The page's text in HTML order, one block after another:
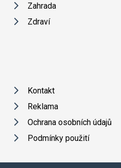
Zahrada
Zdraví
Kontakt
Reklama
Ochrana osobních údajů
Podmínky použití